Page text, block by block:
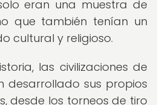
eran una muestra de
que también tenían un
cultural y religioso.
las civilizaciones de
desarrollado sus propios
desde los torneos de tiro